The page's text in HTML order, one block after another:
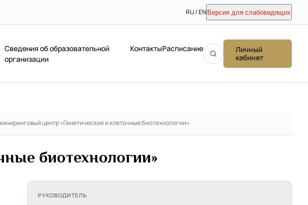
RU / EN Версия для слабовидящих
Сведения об образовательной
организации
КонтактыРасписание
Личный
кабинет
центр «Генетические и клеточные биотехнологии»
биотехнологии»
РУКОВОДИТЕЛЬ